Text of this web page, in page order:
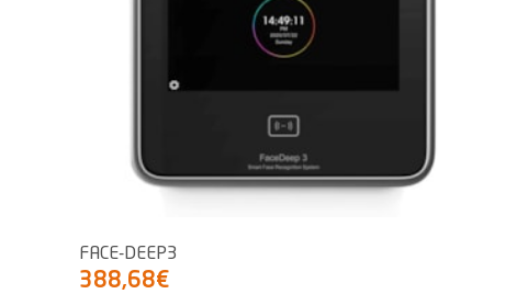
FACE-DEEP3
388,68€